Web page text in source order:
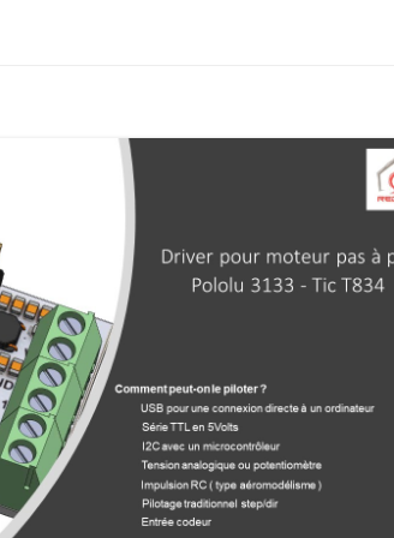
RECONNAISSANCE
ROGUE ROBOTICS
DRIVER MOTEUR PAS À
SERVOMOTEUR
CARTE DIMENSION
LE